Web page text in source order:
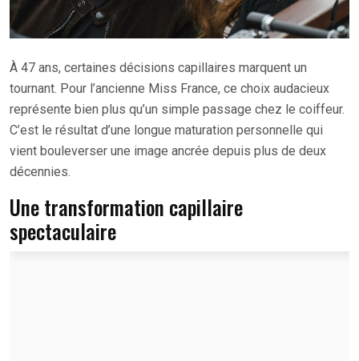
À 47 ans, certaines décisions capillaires marquent un
tournant. Pour l’ancienne Miss France, ce choix audacieux
représente bien plus qu’un simple passage chez le coiffeur.
C’est le résultat d’une longue maturation personnelle qui
vient bouleverser une image ancrée depuis plus de deux
décennies.
Une transformation capillaire
spectaculaire